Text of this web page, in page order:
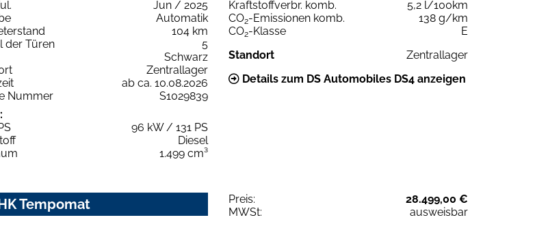
Jun / 2025
Automatik
104 km
der Türen
5
Schwarz
Zentrallager
ab ca. 10.08.2026
Nummer
S1029839
96 kW / 131 PS
Diesel
1.499 cm³
Kraftstoffverbr. komb.
5,2 l/100km
CO2-Emissionen komb.
138 g/km
CO2-Klasse
E
Standort
Zentrallager
Details zum DS Automobiles DS4 anzeigen
Tempomat Preis:
28.499,00 €
MWSt:
ausweisbar